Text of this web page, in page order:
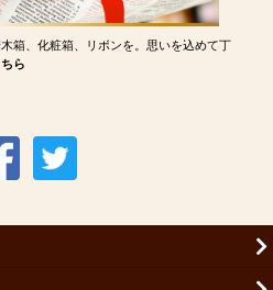
箱、化粧箱、リボンを。思いを込めて丁
ら